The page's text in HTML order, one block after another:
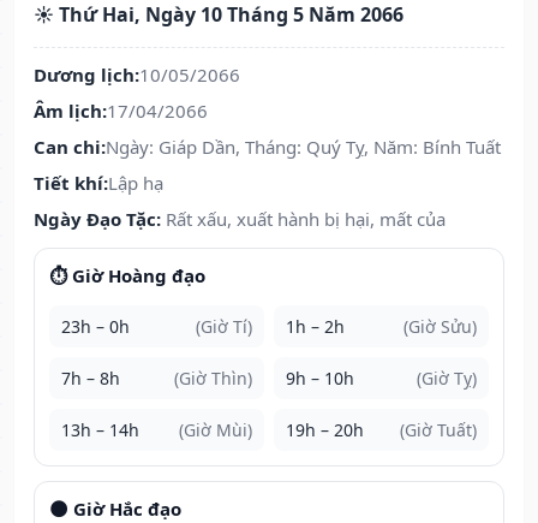
☀️ Thứ Hai, Ngày 10 Tháng 5 Năm 2066
Dương lịch:10/05/2066
Âm lịch:17/04/2066
Can chi:Ngày: Giáp Dần, Tháng: Quý Tỵ, Năm: Bính Tuất
Tiết khí:Lập hạ
Ngày Đạo Tặc: Rất xấu, xuất hành bị hại, mất của
⏱️ Giờ Hoàng đạo
23h – 0h (Giờ Tí) 1h – 2h (Giờ Sửu)
7h – 8h (Giờ Thìn) 9h – 10h (Giờ Tỵ)
13h – 14h (Giờ Mùi) 19h – 20h (Giờ Tuất)
🌑 Giờ Hắc đạo